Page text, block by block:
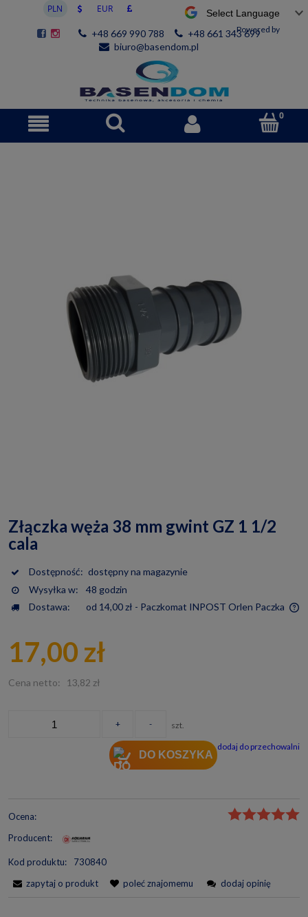
Powered by
+48 669 990 788
+48 661 343 699
biuro@basendom.pl
Złączka węża 38 mm gwint GZ 1 1/2
cala
Dostępność: dostępny na magazynie
Wysyłka w:
48 godzin
Dostawa:
od 14,00 zł - Paczkomat INPOST Orlen Paczka
17,00 zł
Cena netto: 13,82 zł
+ - szt.
DO KOSZYKA
dodaj do przechowalni
Ocena:
Producent:
Kod produktu:
730840
zapytaj o produkt
poleć znajomemu dodaj opinię